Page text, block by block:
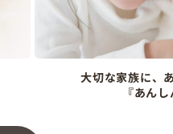
大切な家族に、
『あん